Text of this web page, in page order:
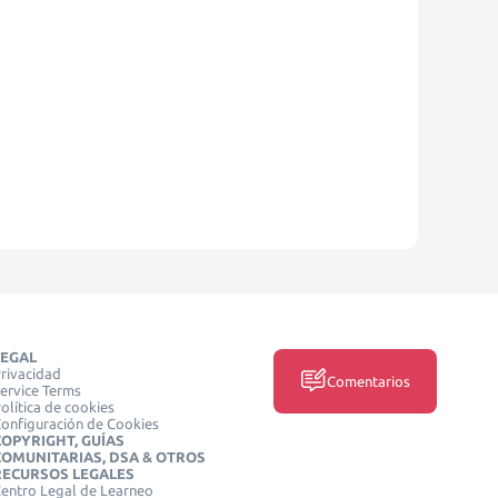
Terms
de cookies
de Cookies
GUÍAS
DSA & OTROS
LEGALES
Legal de Learneo
Comentarios